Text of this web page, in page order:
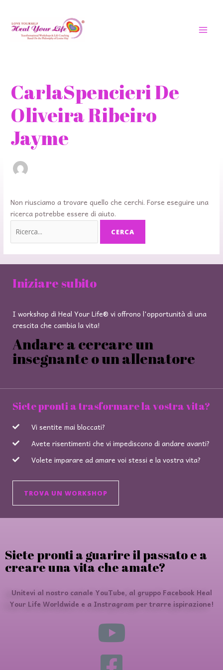
contenuto
CarlaSpencieri De
Oliveira Ribeiro
Jayme
Non riusciamo a trovare quello che cerchi. Forse eseguire una
ricerca potrebbe essere di aiuto.
Iniziare subito
I workshop di Heal Your Life® vi offrono l'opportunità di una
crescita che cambia la vita!
Andare a cercare un
insegnante o un allenatore
Siete pronti a trasformare la vostra vita?
Vi sentite mai bloccati?
Avete risentimenti che vi impediscono di andare avanti?
Volete imparare ad amare voi stessi e la vostra vita?
TROVA UN WORKSHOP
Siete pronti a guarire il passato e a
creare una vita che amate?
Unitevi al nostro canale YouTube, al gruppo Facebook Heal
Your Life Worldwide e a Instragram per trarre ispirazione!